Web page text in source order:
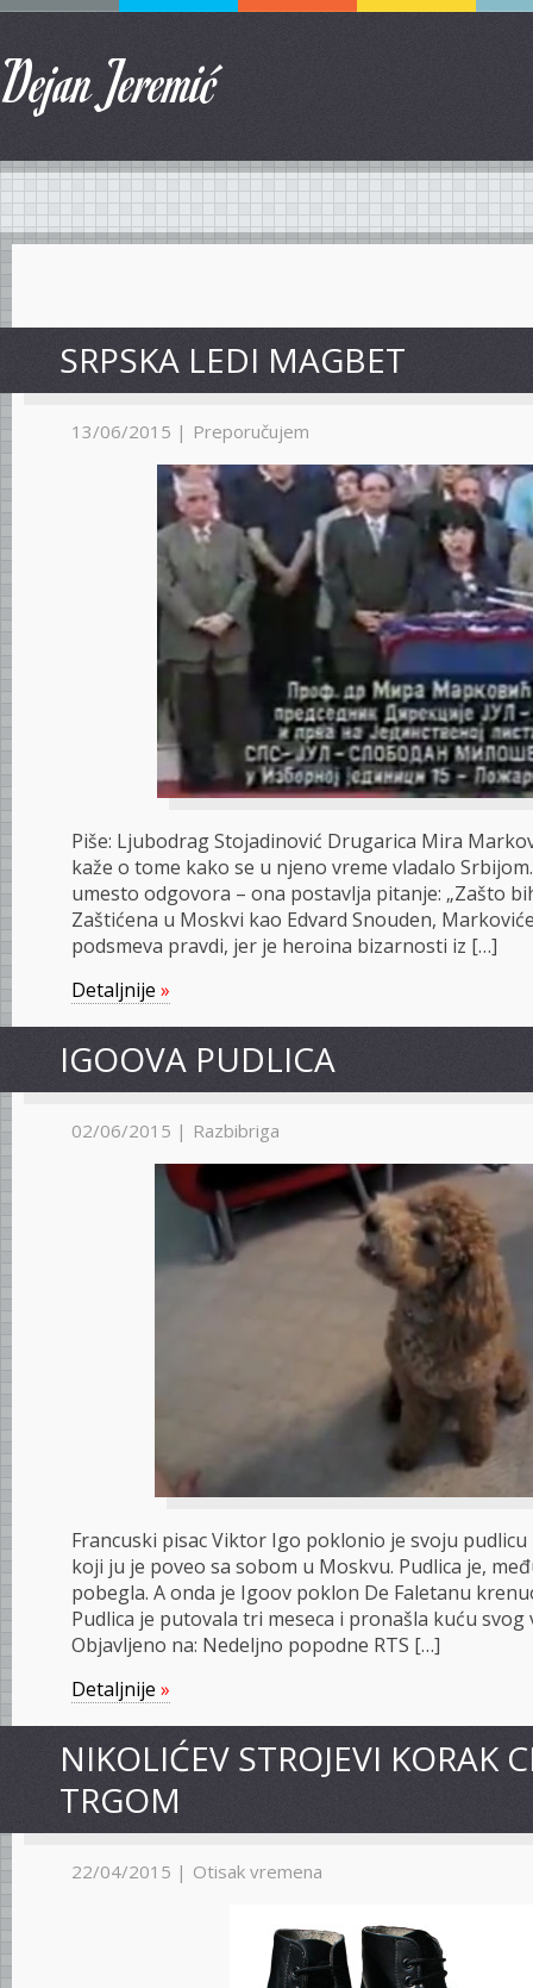
Dejan Jeremić
SRPSKA LEDI MAGBET
13/06/2015 | Preporučujem
Piše: Ljubodrag Stojadinović Drugarica Mira
kaže o tome kako se u njeno vreme vladalo
umesto odgovora – ona postavlja pitanje: „Zašto
Zaštićena u Moskvi kao Edvard Snouden,
podsmeva pravdi, jer je heroina bizarnosti iz […]
Detaljnije »
IGOOVA PUDLICA
02/06/2015 | Razbibriga
Francuski pisac Viktor Igo poklonio je svoju
koji ju je poveo sa sobom u Moskvu. Pudlica je,
pobegla. A onda je Igoov poklon De Faletanu
Pudlica je putovala tri meseca i pronašla kuću
Objavljeno na: Nedeljno popodne RTS […]
Detaljnije »
NIKOLIĆEV STROJEVI KORAK
TRGOM
22/04/2015 | Otisak vremena